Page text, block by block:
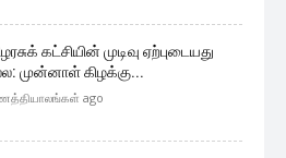
கட்சியின் முடிவு ஏற்புடையது
முன்னாள் கிழக்கு...
ago